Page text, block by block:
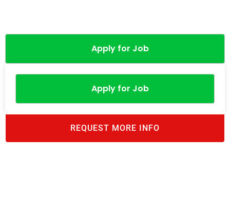
Apply for Job
Apply for Job
REQUEST MORE INFO